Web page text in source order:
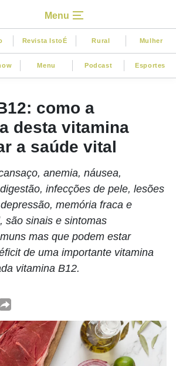
Menu
Revista IstoÉ Rural Mulher
Menu Podcast Esportes
como a
desta vitamina
a saúde vital
anemia, náusea,
infecções de pele, lesões
memória fraca e
são sinais e sintomas
mas que podem estar
de uma importante vitamina
vitamina B12.